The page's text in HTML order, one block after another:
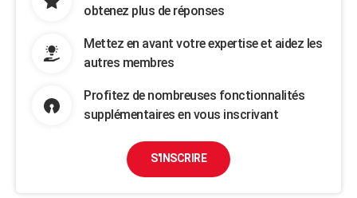
obtenez plus de réponses
Mettez en avant votre expertise et aidez les
autres membres
Profitez de nombreuses fonctionnalités
supplémentaires en vous inscrivant
S'INSCRIRE